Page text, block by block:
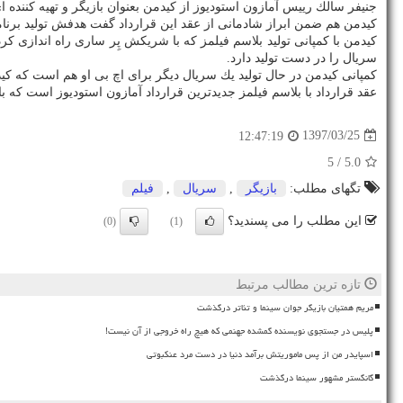
جنیفر سالك رییس آمازون استودیوز از كیدمن بعنوان بازیگر و تهیه
كیدمن هم ضمن ابراز شادمانی از عقد این قرارداد گفت هدفش تولید
كیدمن با كمپانی تولید بلاسم فیلمز كه با شریكش پِر ساری راه
سریال را در دست تولید دارد.
كمپانی كیدمن در حال تولید یك سریال دیگر برای اچ بی او هم است كه
عقد قرارداد با بلاسم فیلمز جدیدترین قرارداد آمازون استودیوز است
1397/03/25
12:47:19
5.0
/ 5
تگهای مطلب:
بازیگر سریال فیلم
این مطلب را می پسندید؟ (1)
(0)
تازه ترین مطالب مرتبط
مریم همتیان بازیگر جوان سینما و تئاتر درگذشت
پلیس در جستجوی نویسنده گمشده جهنمی که هیچ راه خروجی از آن نیست!
اسپایدر من از پس ماموریتش برآمد دنیا در دست مرد عنکبوتی
گانگستر مشهور سینما درگذشت